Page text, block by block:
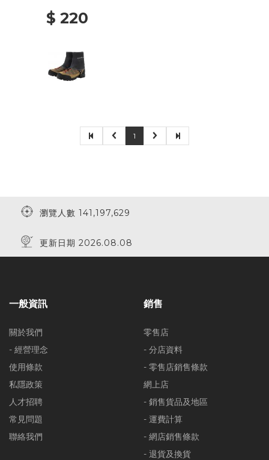
$ 220
1
瀏覽人數 141,197,629
更新日期 2026.08.08
一般資訊
關於我們
- 經營理念
使用條款
私隱政策
人才招聘
常見問題
聯絡我們
銷售
零售店
- 分店資料
- 零售店銷售條款
網上店
- 銷售貨品及地區
- 運費計算
- 網店銷售條款
- 退貨及換貨